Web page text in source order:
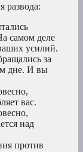
развода:
самом деле
усилий.
за
дне. И вы
вас.
над
против